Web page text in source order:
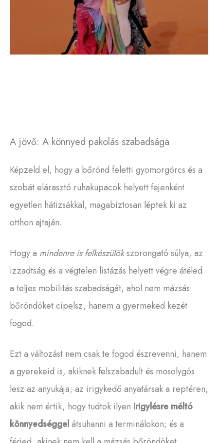
A jövő: A könnyed pakolás szabadsága
Képzeld el, hogy a bőrönd feletti gyomorgörcs és a
szobát elárasztó ruhakupacok helyett fejenként
egyetlen hátizsákkal, magabiztosan léptek ki az
otthon ajtaján.
Hogy a mindenre is felkészülökszorongató súlya, az
izzadtság és a végtelen listázás helyett végre átéled
a teljes mobilitás szabadságát, ahol nem mázsás
bőröndöket cipelsz, hanem a gyermeked kezét
fogod.
Ezt a változást nem csak te fogod észrevenni, hanem
a gyerekeid is, akiknek felszabadult és mosolygós
lesz az anyukája; az irigykedő anyatársak a reptéren,
akik nem értik, hogy tudtok ilyen irigylésre méltó
könnyedséggelátsuhanni a terminálokon; és a